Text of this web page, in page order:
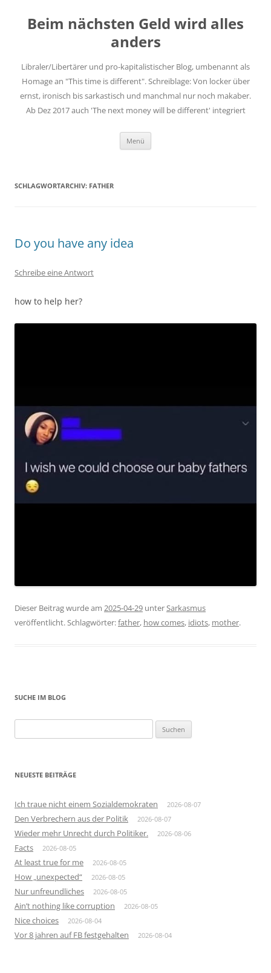
springen
Beim nächsten Geld wird alles
anders
Libraler/Libertärer und pro-kapitalistischer Blog, umbenannt als
Homage an "This time is different". Schreiblage: Von locker über
ernst, ironisch bis sarkastisch und manchmal nur noch makaber.
Ab Dez 2017 auch 'The next money will be different' integriert
Menü
SCHLAGWORTARCHIV: FATHER
Do you have any idea
Schreibe eine Antwort
how to help her?
Dieser Beitrag wurde am 2025-04-29 unterSarkasmus
veröffentlicht. Schlagwörter:father, how comes, idiots, mother.
SUCHE IM BLOG
nach:
NEUESTE BEITRÄGE
Ich traue nicht einem Sozialdemokraten 2026-08-07
Den Verbrechern aus der Politik 2026-08-07
Wieder mehr Unrecht durch Politiker. 2026-08-06
Facts 2026-08-05
At least true for me 2026-08-05
How „unexpected“ 2026-08-05
Nur unfreundliches 2026-08-05
Ain’t nothing like corruption 2026-08-05
Nice choices 2026-08-04
Vor 8 jahren auf FB festgehalten 2026-08-04